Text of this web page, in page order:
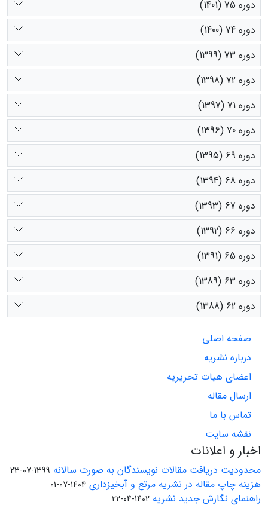
دوره 75 (1401)
دوره 74 (1400)
دوره 73 (1399)
دوره 72 (1398)
دوره 71 (1397)
دوره 70 (1396)
دوره 69 (1395)
دوره 68 (1394)
دوره 67 (1393)
دوره 66 (1392)
دوره 65 (1391)
دوره 63 (1389)
دوره 62 (1388)
صفحه اصلی
درباره نشریه
اعضای هیات تحریریه
ارسال مقاله
تماس با ما
نقشه سایت
اخبار و اعلانات
محدودیت دریافت مقالات نویسندگان به صورت سالانه 1399-07-23
هزینه چاپ مقاله در نشریه مرتع و آبخیزداری 1404-07-01
راهنمای نگارش جدید نشریه 1402-04-22